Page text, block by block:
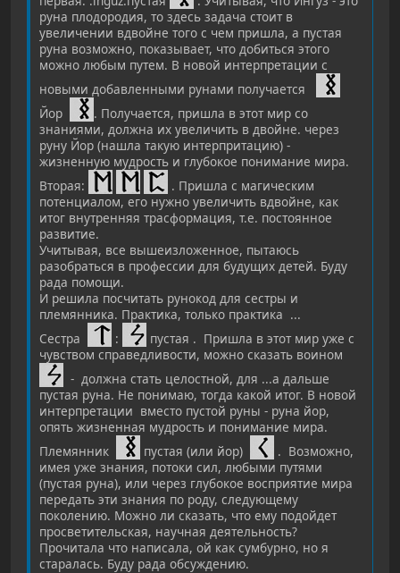
руна плодородия, то здесь задача стоит в
увеличении вдвойне того с чем пришла, а пустая
руна возможно, показывает, что добиться этого
можно любым путем. В новой интерпретации с
новыми добавленными рунами получается
Йор
. Получается, пришла в этот мир со
знаниями, должна их увеличить в двойне. через
руну Йор (нашла такую интерпритацию) -
жизненную мудрость и глубокое понимание мира.
Вторая:
. Пришла с магическим
потенциалом, его нужно увеличить вдвойне, как
итог внутренняя трасформация, т.е. постоянное
развитие.
Учитывая, все вышеизложенное, пытаюсь
разобраться в профессии для будущих детей. Буду
рада помощи.
И решила посчитать рунокод для сестры и
племянника. Практика, только практика ...
Сестра
:
пустая . Пришла в этот мир уже с
чувством справедливости, можно сказать воином
- должна стать целостной, для ...а дальше
пустая руна. Не понимаю, тогда какой итог. В новой
интерпретации вместо пустой руны - руна йор,
опять жизненная мудрость и понимание мира.
Племянник
пустая (или йор)
. Возможно,
имея уже знания, потоки сил, любыми путями
(пустая руна), или через глубокое восприятие мира
передать эти знания по роду, следующему
поколению. Можно ли сказать, что ему подойдет
просветительская, научная деятельность?
Прочитала что написала, ой как сумбурно, но я
старалась. Буду рада обсуждению.